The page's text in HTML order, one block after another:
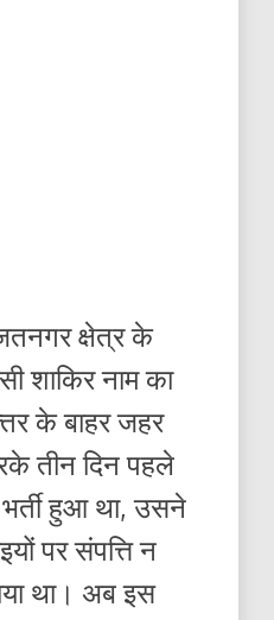
क्षेत्र के
शाकिर नाम का
के बाहर जहर
तीन दिन पहले
हुआ था, उसने
पर संपत्ति न
था। अब इस